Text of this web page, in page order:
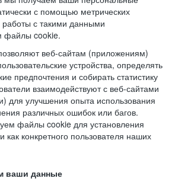
с помощью метрических
с такими данными
файлы cookie.
веб-сайтам (приложениям)
устройства, определять
предпочтения и собирать статистику
взаимодействуют с веб-сайтами
для улучшения опыта использования
различных ошибок или багов.
файлы cookie для установления
как конкретного пользователя наших
ваши данные